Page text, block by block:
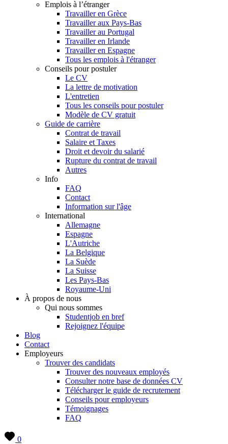
Emplois à l’étranger
Travailler en Grèce
Travailler aux Pays-Bas
Travailler au Portugal
Travailler en Irlande
Travailler en Espagne
Tous les emplois à l'étranger
Conseils pour postuler
Le CV
La lettre de motivation
L'entretien
Tous les conseils pour postuler
Modèle de CV gratuit
Guide de carrière
Contrat de travail
Salaire et Taxes
Droit et devoir du salarié
Rupture du contrat de travail
Autres
Info
FAQ
Contact
Information sur l'âge
International
Allemagne
Espagne
L'Autriche
La Belgique
La Suède
La Suisse
Les Pays-Bas
Royaume-Uni
À propos de nous
Qui nous sommes
Studentjob en bref
Rejoignez l'équipe
Blog
Contact
Employeurs
Trouver des candidats
Trouver des nouveaux employés
Consulter notre base de données CV
Télécharger le guide de recrutement
Conseils pour employeurs
Témoignages
FAQ
0